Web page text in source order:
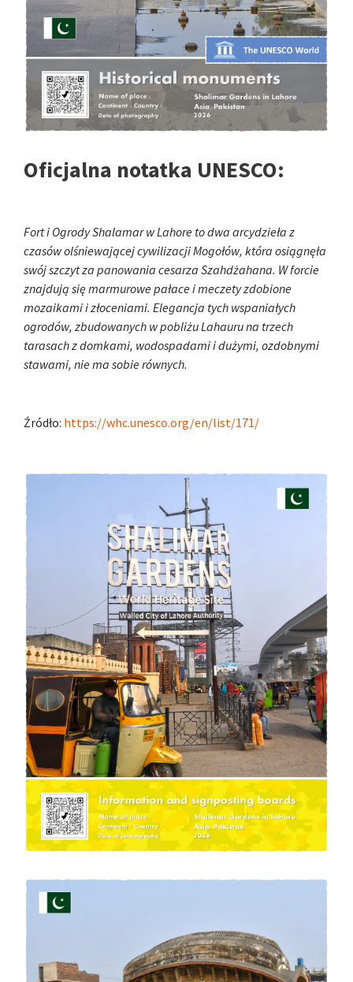
Oficjalna notatka UNESCO:
Fort i Ogrody Shalamar w Lahore to dwa arcydzieła z
czasów olśniewającej cywilizacji Mogołów, która osiągnęła
swój szczyt za panowania cesarza Szahdżahana. W forcie
znajdują się marmurowe pałace i meczety zdobione
mozaikami i złoceniami. Elegancja tych wspaniałych
ogrodów, zbudowanych w pobliżu Lahauru na trzech
tarasach z domkami, wodospadami i dużymi, ozdobnymi
stawami, nie ma sobie równych.
Źródło: https://whc.unesco.org/en/list/171/